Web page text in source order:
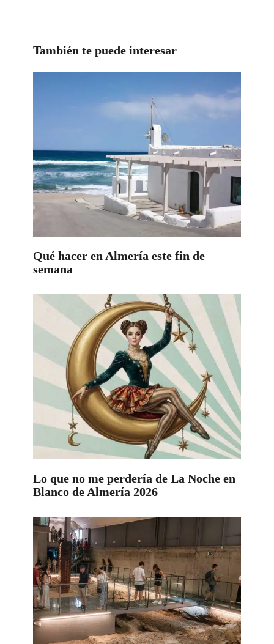
También te puede interesar
Qué hacer en Almería este fin de
semana
Lo que no me perdería de La Noche en
Blanco de Almería 2026